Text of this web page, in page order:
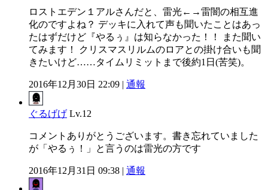
ロストエデン１アルさんだと、雷光←→雷闇の相互進
化のですよね？ デッキに入れて声も聞いたことはあっ
たはずだけど『やるぅ』は知らなかった！！ また聞い
てみます！ クリスマスリルムのロアとの掛け合いも聞
きたいけど……タイムリミットまで後約1日(苦笑)。
2016年12月30日 22:09 | 通報
ぐるげげ Lv.12
コメントありがとうございます。書き忘れていました
が「やるぅ！」と言うのは雷光の方です
2016年12月31日 09:38 | 通報